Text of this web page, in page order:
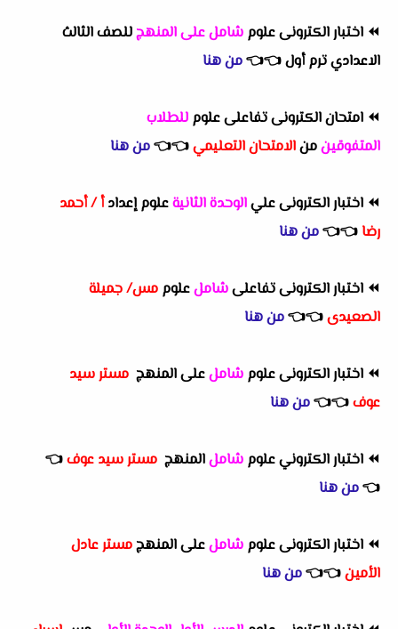
⏪ اختبار الكترونى علوم شامل على المنهجللصف الثالث
الاعدادي ترم أول👈
👈من هنا
⏪ امتحان الكترونى تفاعلى علوم للطلاب
المتفوقينمنالامتحان التعليمي👈
👈من هنا
⏪ اختبار الكترونى عليالوحدة الثانيةعلوم إعدادأ / أحمد
رضا👈
👈من هنا
⏪ اختبار الكترونى تفاعلىشاملعلوم مس/ جميلة
الصعيدى👈
👈من هنا
⏪ اختبار الكترونى علوم شاملعلى المنهج مستر سيد
عوف👈
👈من هنا
⏪ اختبار الكتروني علوم شاملالمنهج مستر سيد عوف👈
👈من هنا
⏪ اختبار الكترونى علوم شاملعلى المنهجمستر عادل
الأمين👈
👈من هنا